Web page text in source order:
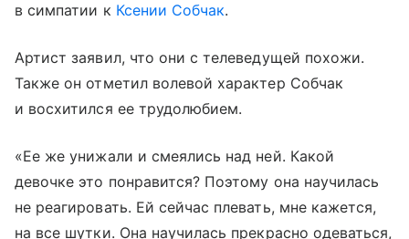
в симпатии к Ксении Собчак.
Артист заявил, что они с телеведущей похожи.
Также он отметил волевой характер Собчак
и восхитился ее трудолюбием.
«Ее же унижали и смеялись над ней. Какой
девочке это понравится? Поэтому она научилась
не реагировать. Ей сейчас плевать, мне кажется,
на все шутки. Она научилась прекрасно одеваться,